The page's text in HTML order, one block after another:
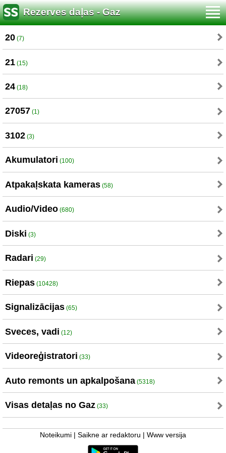
Rezerves daļas - Gaz
20 (7)
21 (15)
24 (18)
27057 (1)
3102 (3)
Akumulatori (100)
Atpakaļskata kameras (58)
Audio/Video (680)
Diski (3)
Radari (29)
Riepas (10428)
Signalizācijas (65)
Sveces, vadi (12)
Videoreģistratori (33)
Auto remonts un apkalpošana (5318)
Visas detaļas no Gaz (33)
Noteikumi Saikne ar redaktoru Www versija